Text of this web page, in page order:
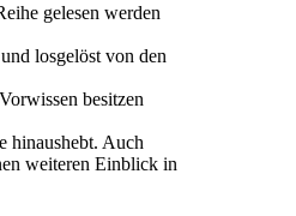
gelesen werden
losgelöst von den
besitzen
hinaushebt. Auch
weiteren Einblick in